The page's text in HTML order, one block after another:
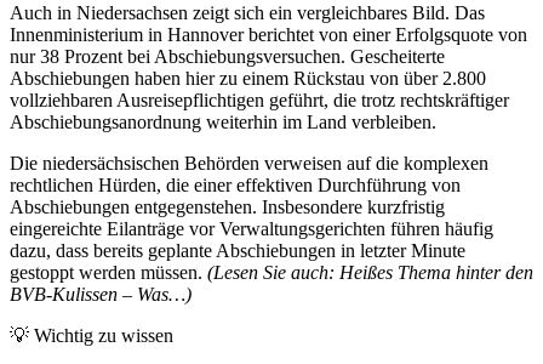
Auch in Niedersachsen zeigt sich ein vergleichbares Bild. Das
Innenministerium in Hannover berichtet von einer Erfolgsquote von
nur 38 Prozent bei Abschiebungsversuchen. Gescheiterte
Abschiebungen haben hier zu einem Rückstau von über 2.800
vollziehbaren Ausreisepflichtigen geführt, die trotz rechtskräftiger
Abschiebungsanordnung weiterhin im Land verbleiben.
Die niedersächsischen Behörden verweisen auf die komplexen
rechtlichen Hürden, die einer effektiven Durchführung von
Abschiebungen entgegenstehen. Insbesondere kurzfristig
eingereichte Eilanträge vor Verwaltungsgerichten führen häufig
dazu, dass bereits geplante Abschiebungen in letzter Minute
gestoppt werden müssen. (Lesen Sie auch: Heißes Thema hinter den
BVB-Kulissen – Was…)
💡 Wichtig zu wissen